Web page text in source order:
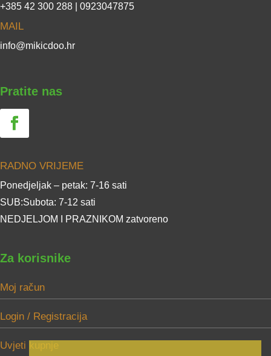
+385 42 300 288 | 0923047875
MAIL
info@mikicdoo.hr
Pratite nas
RADNO VRIJEME
Ponedjeljak – petak: 7-16 sati
SUB:Subota: 7-12 sati
NEDJELJOM I PRAZNIKOM zatvoreno
Za korisnike
Moj račun
Login / Registracija
Uvjeti kupnje